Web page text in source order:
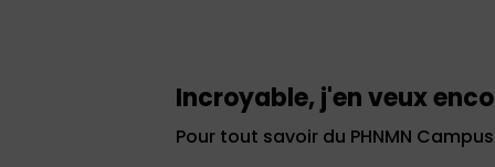
Incroyable, j'en veux
Pour tout savoir du PHNMN Campus